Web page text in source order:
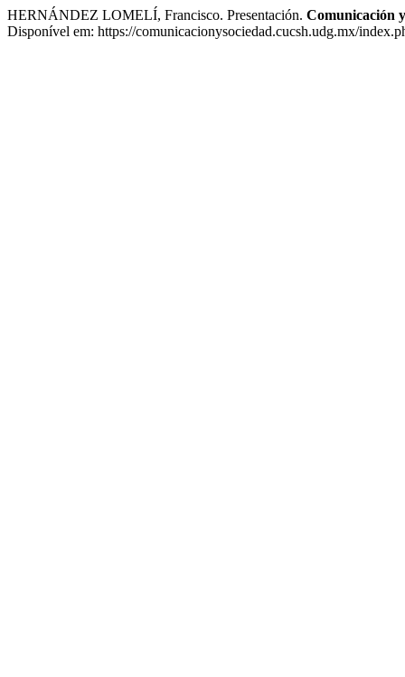
HERNÁNDEZ LOMELÍ, Francisco. Presentación. Comunicación
Disponível em: https://comunicacionysociedad.cucsh.udg.mx/